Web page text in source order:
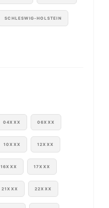
SCHLESWIG-HOLSTEIN
04XXX 06XXX
10XXX 12XXX
16XXX 17XXX
21XXX 22XXX